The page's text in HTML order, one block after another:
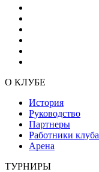
О КЛУБЕ
История
Руководство
Партнеры
Работники клуба
Арена
ТУРНИРЫ